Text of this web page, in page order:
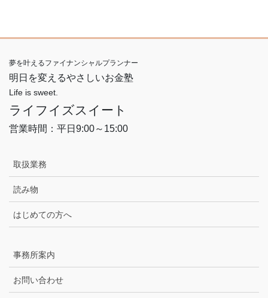
夢を叶えるファイナンシャルプランナー
明日を変えるやさしいお金塾
Life is sweet.
ライフイズスイート
営業時間：平日9:00～15:00
取扱業務
読み物
はじめての方へ
事務所案内
お問い合わせ